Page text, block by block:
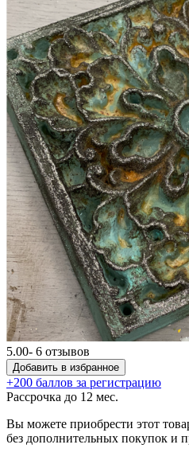
5.00- 6 отзывов
Добавить в избранное
+200 баллов за регистрацию
Рассрочка до 12 мес.
Вы можете приобрести этот
без дополнительных покупок и